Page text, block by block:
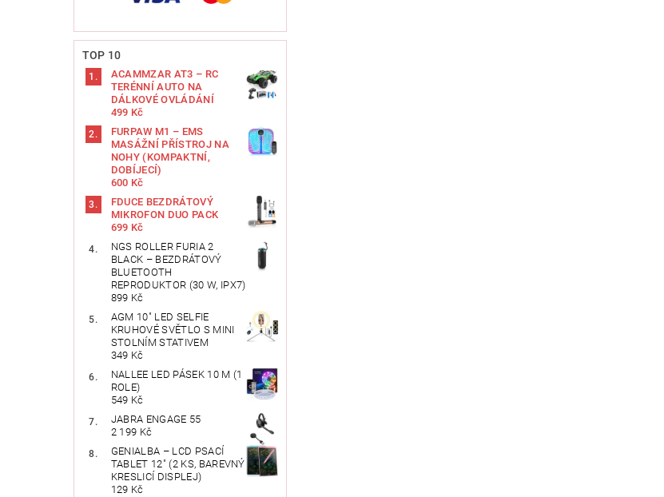
TOP 10
ACAMMZAR AT3 – RC
TERÉNNÍ AUTO NA
DÁLKOVÉ OVLÁDÁNÍ
499 Kč
FURPAW M1 – EMS
MASÁŽNÍ PŘÍSTROJ NA
NOHY (KOMPAKTNÍ,
DOBÍJECÍ)
600 Kč
FDUCE BEZDRÁTOVÝ
MIKROFON DUO PACK
699 Kč
NGS ROLLER FURIA 2
BLACK – BEZDRÁTOVÝ
BLUETOOTH
REPRODUKTOR (30 W, IPX7)
899 Kč
AGM 10" LED SELFIE
KRUHOVÉ SVĚTLO S MINI
STOLNÍM STATIVEM
349 Kč
NALLEE LED PÁSEK 10 M (1
ROLE)
549 Kč
JABRA ENGAGE 55
2 199 Kč
GENIALBA – LCD PSACÍ
TABLET 12" (2 KS, BAREVNÝ
KRESLICÍ DISPLEJ)
129 Kč